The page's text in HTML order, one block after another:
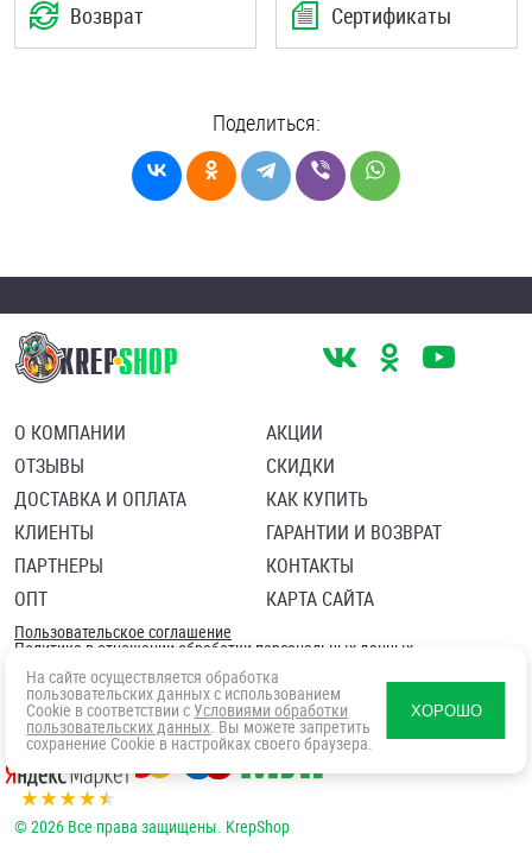
Возврат Сертификаты
Поделиться:
О КОМПАНИИ
ОТЗЫВЫ
ДОСТАВКА И ОПЛАТА
КЛИЕНТЫ
ПАРТНЕРЫ
ОПТ
АКЦИИ
СКИДКИ
КАК КУПИТЬ
ГАРАНТИИ И ВОЗВРАТ
КОНТАКТЫ
КАРТА САЙТА
Пользовательское соглашение
Политика в отношении обработки персональных данных
Согласие посетителя сайта на обработку персональных данны
© 2026 Все права защищены. KrepShop
На сайте осуществляется обработка
пользовательских данных с использованием
Cookie в соответствии с Условиями обработки
пользовательских данных. Вы можете запретить
сохранение Cookie в настройках своего браузера.
ХОРОШО